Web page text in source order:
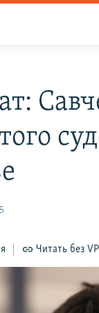
Читать без